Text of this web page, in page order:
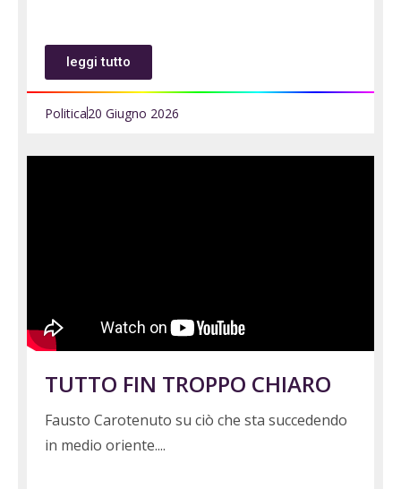
leggi tutto
Politica20 Giugno 2026
TUTTO FIN TROPPO CHIARO
Fausto Carotenuto su ciò che sta succedendo
in medio oriente.